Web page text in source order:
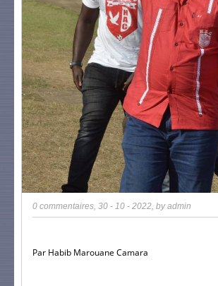
0 commentaires 30 - 10 - 2022 , byadmin
Par Habib Marouane Camara